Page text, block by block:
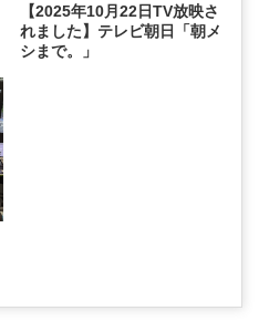
【2025年10月22日TV放映さ
れました】テレビ朝日「朝メ
シまで。」